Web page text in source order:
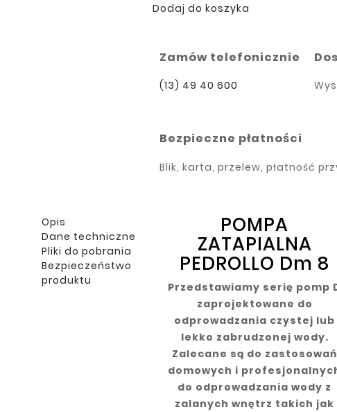
Dodaj do koszyka
Zamów telefonicznie
(13) 49 40 600
Bezpieczne płatności
Blik, karta, przelew, płatność
Opis
Dane techniczne
Pliki do pobrania
Bezpieczeństwo
produktu
POMPA
ZATAPIALNA
PEDROLLO Dm 8
Przedstawiamy serię pomp
zaprojektowane do
odprowadzania czystej lub
lekko zabrudzonej wody.
Zalecane są do zastosowań
domowych i
do odprowadzania wody z
zalanych wnętrz takich jak